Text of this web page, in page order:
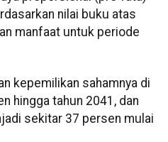
nilai buku atas
manfaat untuk periode
kepemilikan sahamnya di
hingga tahun 2041, dan
sekitar 37 persen mulai